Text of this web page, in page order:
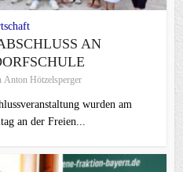
AN
Anton Hötzelsperger
wurden am
an der Freien...